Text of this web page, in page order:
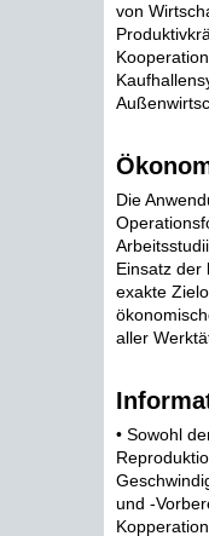
von
Die
Einsatz der
exakte
aller
• Sowohl
und -